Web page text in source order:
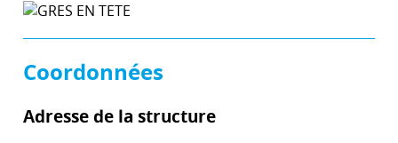
Coordonnées
Adresse de la structure